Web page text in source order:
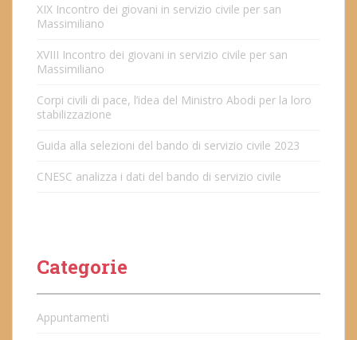
XIX Incontro dei giovani in servizio civile per san
Massimiliano
XVIII Incontro dei giovani in servizio civile per san
Massimiliano
Corpi civili di pace, l’idea del Ministro Abodi per la loro
stabilizzazione
Guida alla selezioni del bando di servizio civile 2023
CNESC analizza i dati del bando di servizio civile
Categorie
Appuntamenti